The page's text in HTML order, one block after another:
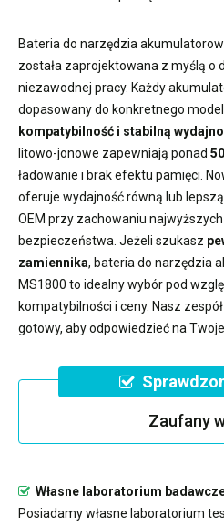
Bateria do narzędzia
została zaprojektowana z myślą o
niezawodnej pracy. Każdy
dopasowany do konkretnego
kompatybilność i stabilną
litowo-jonowe zapewniają ponad
ładowanie i brak efektu pamięci.
oferuje wydajność równą lub
OEM przy zachowaniu
bezpieczeństwa. Jeżeli szukasz
zamiennika, bateria do narzędzia
MS1800 to idealny wybór pod
kompatybilności i ceny. Nasz
gotowy, aby odpowiedzieć na
Zaufany
Własne laboratorium
Posiadamy własne laboratorium